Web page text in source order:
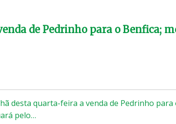
de Pedrinho para o Benfica;
desta quarta-feira a venda de Pedrinho para
pelo…